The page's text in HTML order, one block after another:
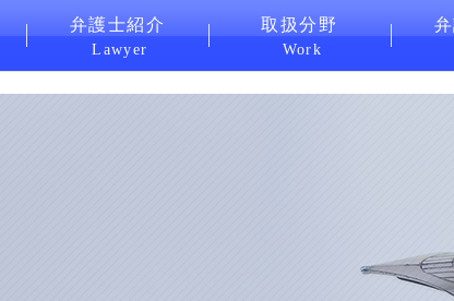
弁護士紹介
Lawyer
取扱分野
Work